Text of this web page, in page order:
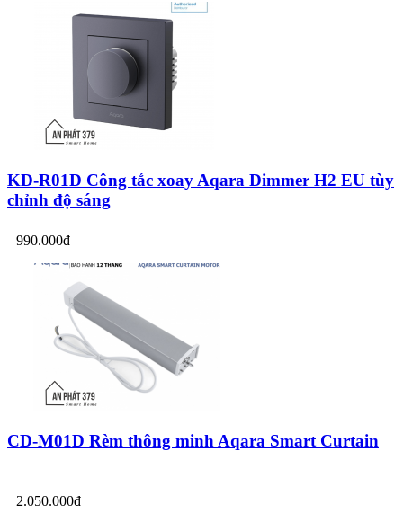
KD-R01D Công tắc xoay Aqara Dimmer H2 EU tùy
chỉnh độ sáng
990.000đ
CD-M01D Rèm thông minh Aqara Smart Curtain
2.050.000đ